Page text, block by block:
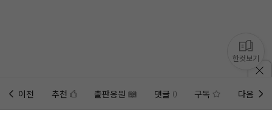
이전 추천 출판응원 댓글 0 구독 다음
한컷보기
홈에미노벨 웹추가하기 미노벨 앱설치하기